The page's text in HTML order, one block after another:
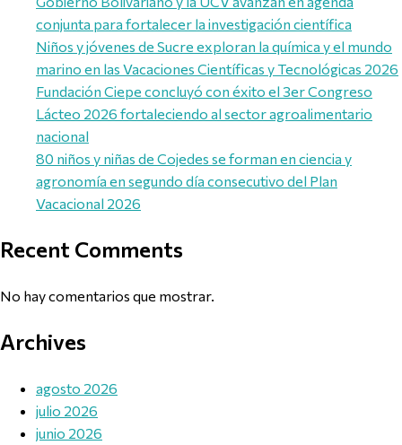
conjunta para fortalecer la investigación científica
Niños y jóvenes de Sucre exploran la química y el mundo
marino en las Vacaciones Científicas y Tecnológicas 2026
Fundación Ciepe concluyó con éxito el 3er Congreso
Lácteo 2026 fortaleciendo al sector agroalimentario
nacional
80 niños y niñas de Cojedes se forman en ciencia y
agronomía en segundo día consecutivo del Plan
Vacacional 2026
Recent Comments
No hay comentarios que mostrar.
Archives
agosto 2026
julio 2026
junio 2026